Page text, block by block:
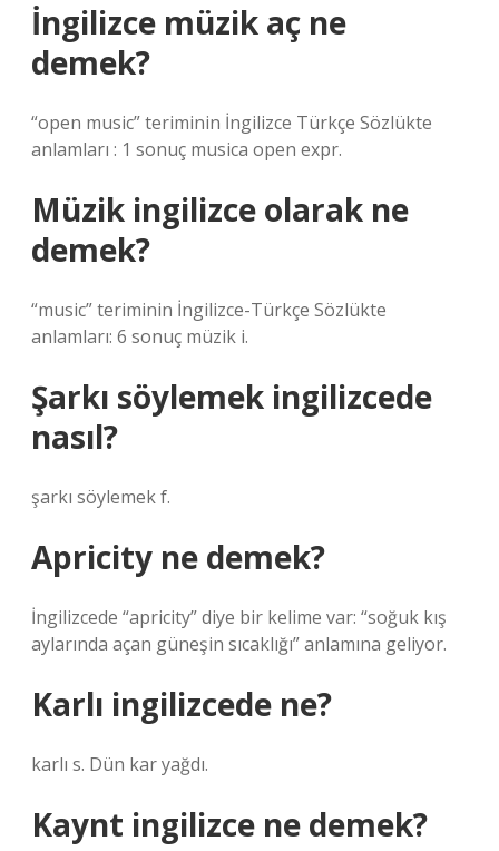
İngilizce müzik aç ne
demek?
“open music” teriminin İngilizce Türkçe Sözlükte
anlamları : 1 sonuç musica open expr.
Müzik ingilizce olarak ne
demek?
“music” teriminin İngilizce-Türkçe Sözlükte
anlamları: 6 sonuç müzik i.
Şarkı söylemek ingilizcede
nasıl?
şarkı söylemek f.
Apricity ne demek?
İngilizcede “apricity” diye bir kelime var: “soğuk kış
aylarında açan güneşin sıcaklığı” anlamına geliyor.
Karlı ingilizcede ne?
karlı s. Dün kar yağdı.
Kaynt ingilizce ne demek?